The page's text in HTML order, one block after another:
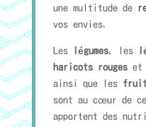
une multitude de
vos envies.
Les légumes, les
haricots rougeset
ainsi que les
sont au cœur de
apportent des